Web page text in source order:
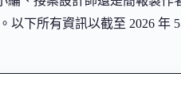
以下所有資訊以截至 2026 年